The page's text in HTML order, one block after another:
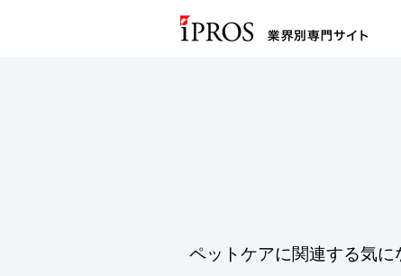
ペットケアに関連する気に